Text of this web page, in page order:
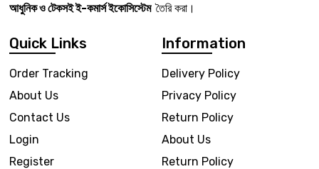
আধুনিক ও টেকসই ই-কমার্স ইকোসিস্টেম তৈরি করা।
Quick Links
Order Tracking
About Us
Contact Us
Login
Register
Information
Delivery Policy
Privacy Policy
Return Policy
About Us
Return Policy